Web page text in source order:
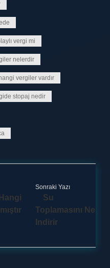
vergi mi
nelerdir
vergiler vardır
stopaj nedir
Sonraki Yazı
Su
Toplamasını Ne
Indirir